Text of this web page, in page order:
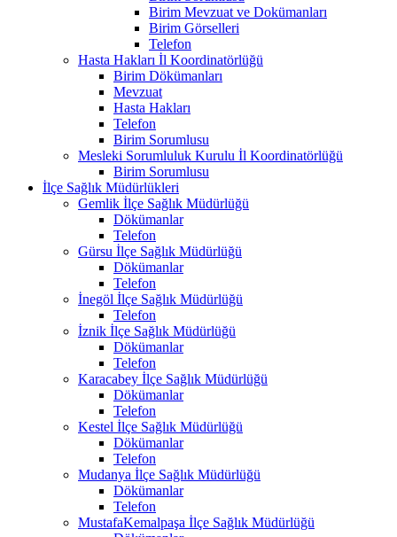
Birim Mevzuat ve Dokümanları
Birim Görselleri
Telefon
Hasta Hakları İl Koordinatörlüğü
Birim Dökümanları
Mevzuat
Hasta Hakları
Telefon
Birim Sorumlusu
Mesleki Sorumluluk Kurulu İl Koordinatörlüğü
Birim Sorumlusu
İlçe Sağlık Müdürlükleri
Gemlik İlçe Sağlık Müdürlüğü
Dökümanlar
Telefon
Gürsu İlçe Sağlık Müdürlüğü
Dökümanlar
Telefon
İnegöl İlçe Sağlık Müdürlüğü
Telefon
İznik İlçe Sağlık Müdürlüğü
Dökümanlar
Telefon
Karacabey İlçe Sağlık Müdürlüğü
Dökümanlar
Telefon
Kestel İlçe Sağlık Müdürlüğü
Dökümanlar
Telefon
Mudanya İlçe Sağlık Müdürlüğü
Dökümanlar
Telefon
MustafaKemalpaşa İlçe Sağlık Müdürlüğü